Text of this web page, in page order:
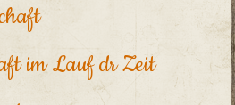
im Lauf dr Zeit